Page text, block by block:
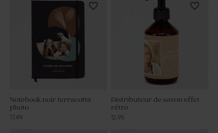
Notebook noir terracotta
photo
17,49
Distributeur de savon effet
rétro
12,95